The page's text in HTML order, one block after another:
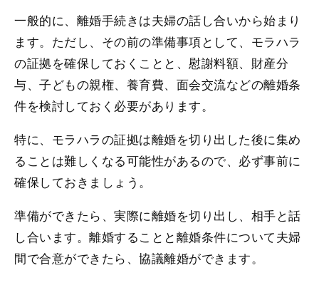
一般的に、離婚手続きは夫婦の話し合いから始まり
ます。ただし、その前の準備事項として、モラハラ
の証拠を確保しておくことと、慰謝料額、財産分
与、子どもの親権、養育費、面会交流などの離婚条
件を検討しておく必要があります。
特に、モラハラの証拠は離婚を切り出した後に集め
ることは難しくなる可能性があるので、必ず事前に
確保しておきましょう。
準備ができたら、実際に離婚を切り出し、相手と話
し合います。離婚することと離婚条件について夫婦
間で合意ができたら、協議離婚ができます。